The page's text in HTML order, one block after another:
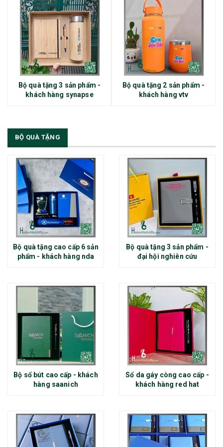
Bộ quà tặng 3 sản phẩm -
khách hàng synapse
Bộ quà tặng 2 sản phẩm -
khách hàng vtv
BỘ QUÀ TẶNG
Bộ quà tặng cao cấp 6 sản
phẩm - khách hàng nda
Bộ quà tặng 3 sản phẩm -
đại hội nghiên cứu
Bộ sổ bút cao cấp - khách
hàng saanich
Sổ da gáy còng cao cấp -
khách hàng red hat